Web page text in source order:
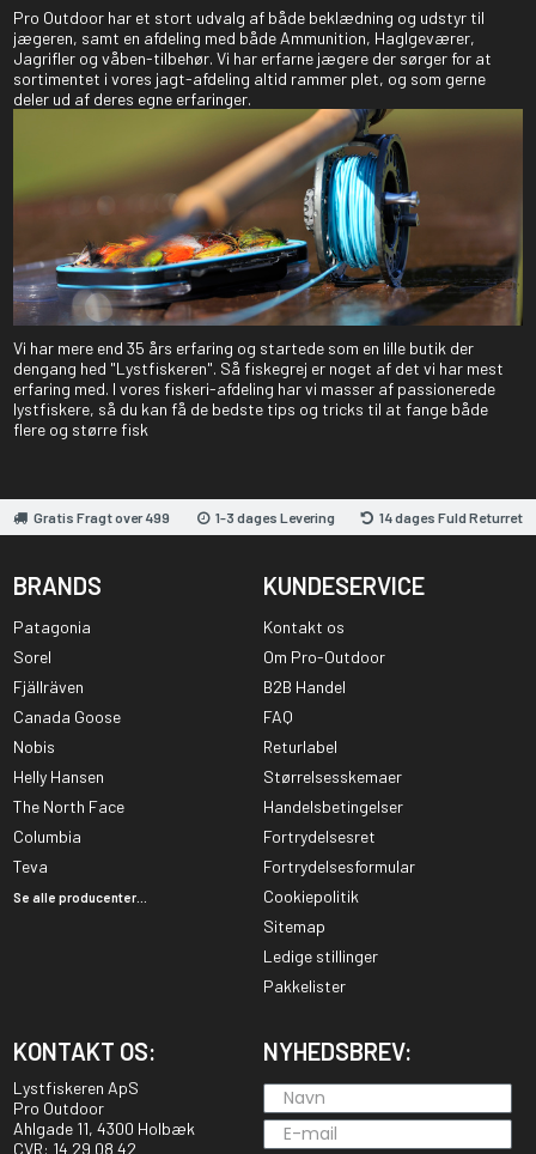
Pro Outdoor har et stort udvalg af både beklædning og udstyr til
jægeren, samt en afdeling med både Ammunition, Haglgeværer,
Jagrifler og våben-tilbehør. Vi har erfarne jægere der sørger for at
sortimentet i vores jagt-afdeling altid rammer plet, og som gerne
deler ud af deres egne erfaringer.
Vi har mere end 35 års erfaring og startede som en lille butik der
dengang hed "Lystfiskeren". Så fiskegrej er noget af det vi har mest
erfaring med. I vores fiskeri-afdeling har vi masser af passionerede
lystfiskere, så du kan få de bedste tips og tricks til at fange både
flere og større fisk
Gratis Fragt over 499 1-3 dages Levering 14 dages Fuld Returret
BRANDS
Patagonia
Sorel
Fjällräven
Canada Goose
Nobis
Helly Hansen
The North Face
Columbia
Teva
Se alle producenter...
KUNDESERVICE
Kontakt os
Om Pro-Outdoor
B2B Handel
FAQ
Returlabel
Størrelsesskemaer
Handelsbetingelser
Fortrydelsesret
Fortrydelsesformular
Cookiepolitik
Sitemap
Ledige stillinger
Pakkelister
KONTAKT OS:
Lystfiskeren ApS
Pro Outdoor
Ahlgade 11, 4300 Holbæk
CVR: 14 29 08 42
NYHEDSBREV: